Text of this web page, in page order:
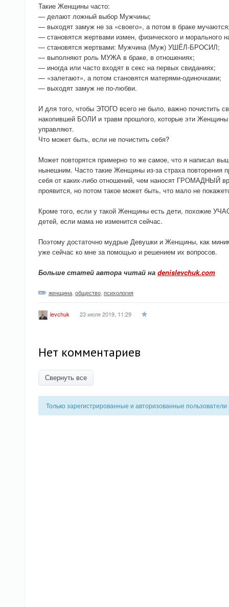
Такие Женщины часто:
— делают ложный выбор Мужчины;
— выходят замуж не за «своего», а потом в браке
— становятся жертвами измен, физического и морального
— становятся жертвами: Мужчина (Муж) УШЁЛ-БРОСИЛ;
— выполняют роль МУЖА в браке, в отношениях;
— иногда или часто входят в секс на первых свиданиях;
— «залетают», а потом становятся матерями-одиночками;
— выходят замуж не по-любви.
И для того, чтобы ЭТОГО всего не было, важно почистить
накопившей БОЛИ и травм прошлого, которые эти
управляют.
Что может быть, если не почистить себя?
Может повторятся примерно то же самое, что я написал
нынешним. Часто такие Женщины из-за страха
себя от каких-либо отношений, чем наносят ГРОМАДНЫЙ
проявится, но потом такое может быть, что мало не
Кроме того, если у такой Женщины есть дети, похожие
детей, если мама не изменится сейчас.
Поэтому достаточно мудрые Девушки и Женщины, как
уже сейчас ко мне за помощью и решением их вопросов.
Больше статей автора читай на denislevchuk.com
женщина общество психология
levchuk 23 июля 2019, 11:29
Нет комментариев
Свернуть все
Только зарегистрированные и авторизованные